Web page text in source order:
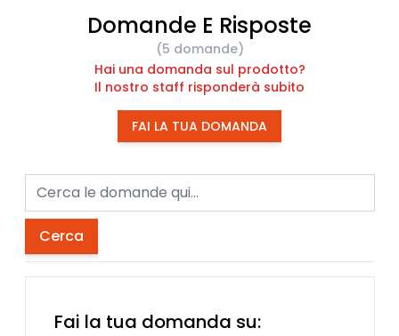
Domande E Risposte
(5 domande)
Hai una domanda sul prodotto?
Il nostro staff risponderà subito
FAI LA TUA DOMANDA
Cerca
Fai la tua domanda su: